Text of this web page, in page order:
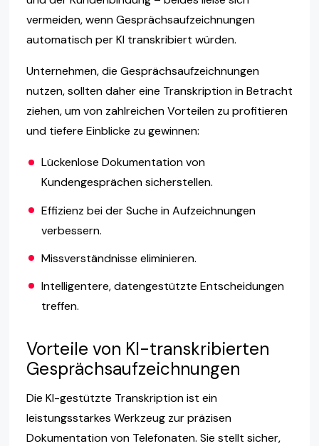
vermeiden, wenn Gesprächsaufzeichnungen
automatisch per KI transkribiert würden.
Unternehmen, die Gesprächsaufzeichnungen
nutzen, sollten daher eine Transkription in Betracht
ziehen, um von zahlreichen Vorteilen zu profitieren
und tiefere Einblicke zu gewinnen:
Lückenlose Dokumentation von
Kundengesprächen sicherstellen.
Effizienz bei der Suche in Aufzeichnungen
verbessern.
Missverständnisse eliminieren.
Intelligentere, datengestützte Entscheidungen
treffen.
Vorteile von KI-transkribierten
Gesprächsaufzeichnungen
Die KI-gestützte Transkription ist ein
leistungsstarkes Werkzeug zur präzisen
Dokumentation von Telefonaten. Sie stellt sicher,